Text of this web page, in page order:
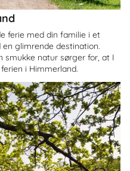
ferie med din familie i et
glimrende destination.
smukke natur sørger for, at I
i Himmerland.